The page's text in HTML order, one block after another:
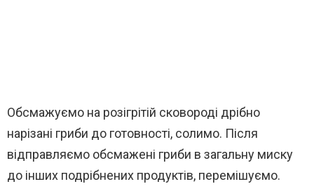
Обсмажуємо на розігрітій сковороді дрібно
нарізані гриби до готовності, солимо. Після
відправляємо обсмажені гриби в загальну миску
до інших подрібнених продуктів, перемішуємо.